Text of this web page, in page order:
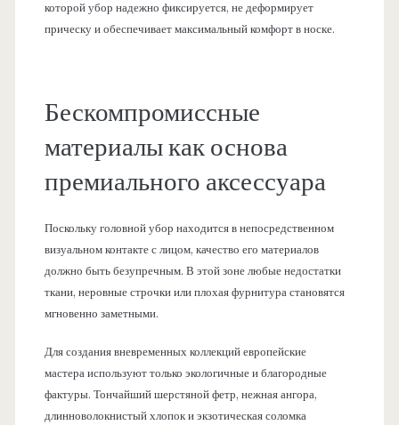
которой убор надежно фиксируется, не деформирует
прическу и обеспечивает максимальный комфорт в носке.
Бескомпромиссные
материалы как основа
премиального аксессуара
Поскольку головной убор находится в непосредственном
визуальном контакте с лицом, качество его материалов
должно быть безупречным. В этой зоне любые недостатки
ткани, неровные строчки или плохая фурнитура становятся
мгновенно заметными.
Для создания вневременных коллекций европейские
мастера используют только экологичные и благородные
фактуры. Тончайший шерстяной фетр, нежная ангора,
длинноволокнистый хлопок и экзотическая соломка